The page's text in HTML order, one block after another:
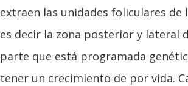
extraen las unidades foliculares de
es decir la zona posterior y lateral
parte que está programada
tener un crecimiento de por vida.